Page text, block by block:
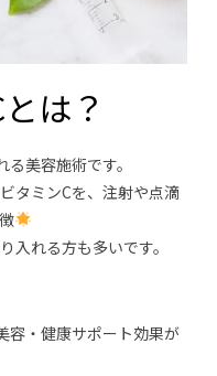
は？
美容施術です。
タミンCを、注射や点滴
入れる方も多いです。
容・健康サポート効果が